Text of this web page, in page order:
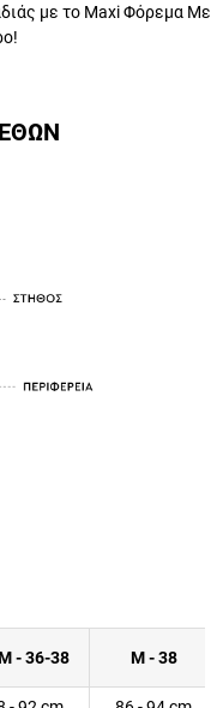
με το Maxi Φόρεμα
- 36-38 M - 38